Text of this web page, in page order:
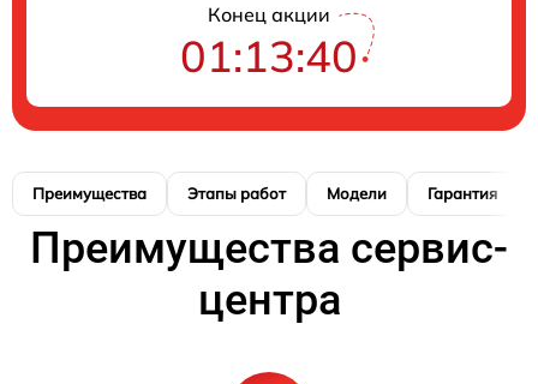
Конец акции
01:13:39
Преимущества Этапы работ Модели Гарантия
Преимущества сервис-
центра